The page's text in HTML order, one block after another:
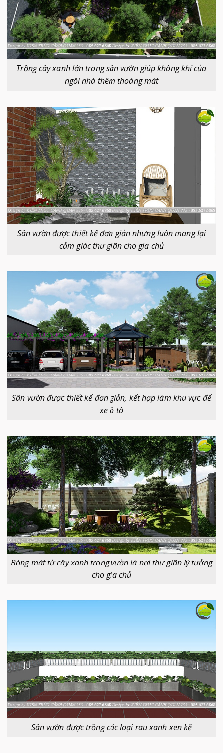
Trồng cây xanh lớn trong sân vườn giúp không khí của
ngôi nhà thêm thoáng mát
Sân vườn được thiết kế đơn giản nhưng luôn mang lại
cảm giác thư giãn cho gia chủ
Sân vườn được thiết kế đơn giản, kết hợp làm khu vực để
xe ô tô
Bóng mát từ cây xanh trong vườn là nơi thư giãn lý tưởng
cho gia chủ
Sân vườn được trồng các loại rau xanh xen kẽ